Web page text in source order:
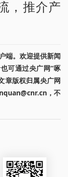
，推介产
端。欢迎提供新闻
可通过央广网“啄
章版权归属央广网
，不